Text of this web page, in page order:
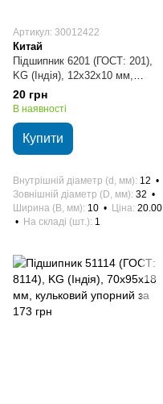
Артикул: 30012422
Китай
Підшипник 6201 (ГОСТ: 201),
KG (Індія), 12х32х10 мм,
кульковий радіальний
20 грн
В наявності
Купити
Внутрішній діаметр (d, мм) 12
Зовнішній діаметр (D, мм) 32
Ширина (B, мм) 10 Ціна 20.00
На складі (шт.) 1